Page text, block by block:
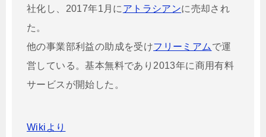
社化し、2017年1月に アトラシアンに売却され
た。
他の事業部利益の助成を受けフリーミアム で運
営している。基本無料であり2013年に商用有料
サービスが開始した。
Wikiより